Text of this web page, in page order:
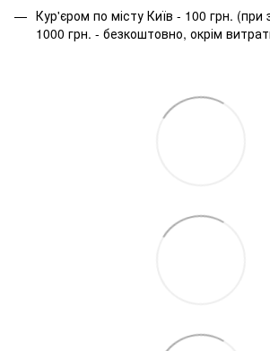
Кур'єром по місту Київ - 100 грн. (при
1000 грн. - безкоштовно, окрім